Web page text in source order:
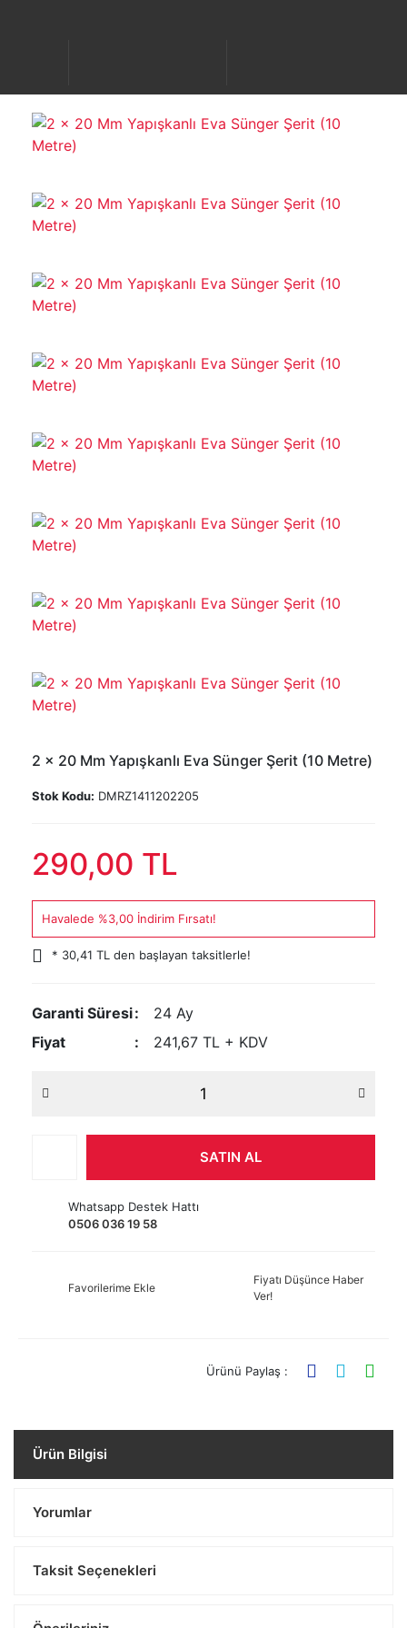
2 x 20 Mm Yapışkanlı Eva Sünger Şerit (10 Metre)
Stok Kodu: DMRZ1411202205
290,00 TL
Havalede %3,00 İndirim Fırsatı!
* 30,41 TL den başlayan taksitlerle!
Garanti Süresi
24 Ay
Fiyat
241,67 TL + KDV
SATIN AL
Whatsapp Destek Hattı
0506 036 19 58
Favorilerime Ekle
Fiyatı Düşünce Haber
Ver!
Ürünü Paylaş :
Ürün Bilgisi
Yorumlar
Taksit Seçenekleri